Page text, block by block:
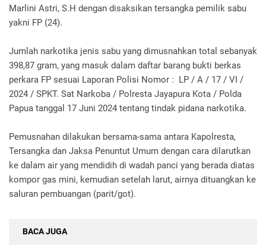
Marlini Astri, S.H dengan disaksikan tersangka pemilik sabu
yakni FP (24).
Jumlah narkotika jenis sabu yang dimusnahkan total sebanyak
398,87 gram, yang masuk dalam daftar barang bukti berkas
perkara FP sesuai Laporan Polisi Nomor : LP / A / 17 / VI /
2024 / SPKT. Sat Narkoba / Polresta Jayapura Kota / Polda
Papua tanggal 17 Juni 2024 tentang tindak pidana narkotika.
Pemusnahan dilakukan bersama-sama antara Kapolresta,
Tersangka dan Jaksa Penuntut Umum dengan cara dilarutkan
ke dalam air yang mendidih di wadah panci yang berada diatas
kompor gas mini, kemudian setelah larut, airnya dituangkan ke
saluran pembuangan (parit/got).
BACA JUGA